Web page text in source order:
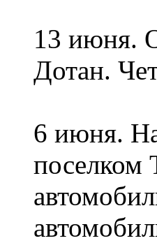
13 июня.
Дотан.
6 июня.
поселком